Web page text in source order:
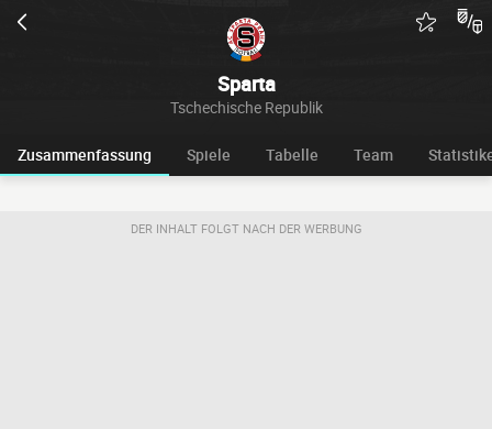
Sparta
Tschechische Republik
Zusammenfassung Spiele Tabelle Team
DER INHALT FOLGT NACH DER WERBUNG